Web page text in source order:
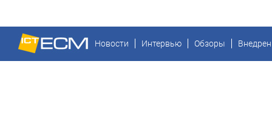
Новости Интервью Обзоры